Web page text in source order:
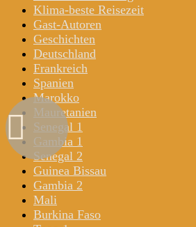
Klima-beste Reisezeit
Gast-Autoren
Geschichten
Deutschland
Frankreich
Spanien
Marokko
Mauretanien
Senegal 1
Gambia 1
Senegal 2
Guinea Bissau
Gambia 2
Mali
Burkina Faso